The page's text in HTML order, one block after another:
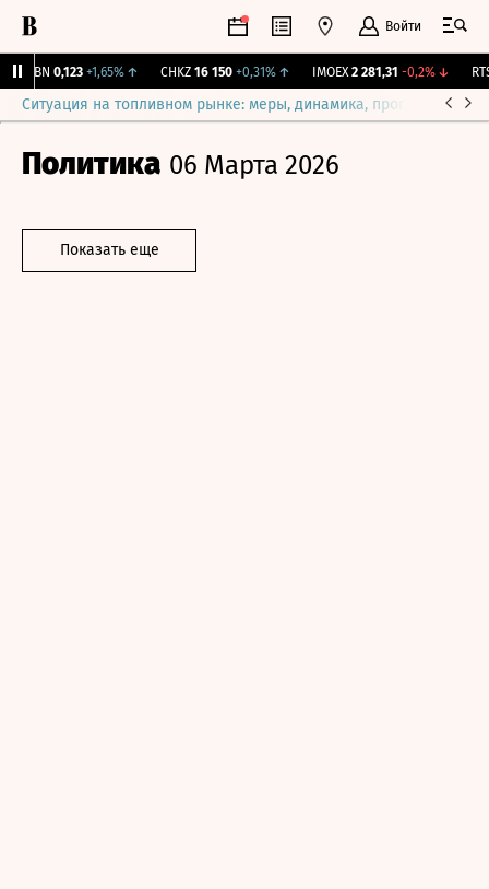
Войти
USBN 0,123 +1,65%↑ CHKZ 16 150 +0,31%↑ IMOEX 2 281,31 -0,2%↓ RTSI
Ситуация на топливном рынке: меры, динамика, прогнозы
Политика 06 Марта 2026
Показать еще